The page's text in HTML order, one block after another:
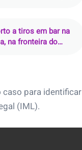
a tiros em bar na
na fronteira do
caso para identificar
(IML).